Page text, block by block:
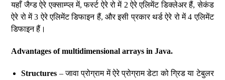
यहाँ जैग्ड ऐरे एक्साम्प्ल में, फर्स्ट ऐरे रो में 2 ऐरे एलिमेंट डिक्लेअर हैं, सेकंड
ऐरे रो में 3 ऐरे एलिमेंट डिफाइन हैं, और इसी प्रकार थर्ड ऐरे रो में 4 एलिमेंट
डिफाइन हैं।
Advantages of multidimensional arrays in Java.
Structures – जावा प्रोग्राम में ऐरे प्रोग्राम डेटा को ग्रिड या टेबुलर